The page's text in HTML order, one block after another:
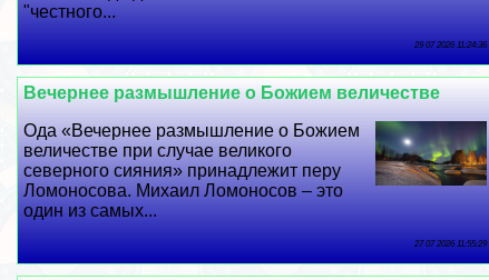
"честного...
29 07 2026 11:24:36
Вечернее размышление о Божием величестве
Ода «Вечернее размышление о Божием
величестве при случае великого
северного сияния» принадлежит перу
Ломоносова. Михаил Ломоносов – это
один из самых...
27 07 2026 11:55:29